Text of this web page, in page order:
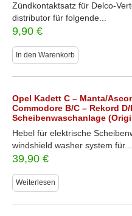
Zündkontaktsatz für Delco-
distributor für folgende...
9,90 €
In den Warenkorb
Opel Kadett C – Manta/
Commodore B/C – Rekord
Scheibenwaschanlage
Hebel für elektrische
windshield washer system für...
39,90 €
Weiterlesen